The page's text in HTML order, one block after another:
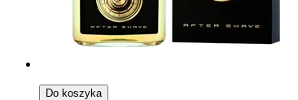
Do koszyka